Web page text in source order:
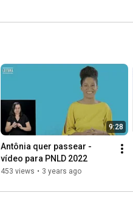
9:28
Antônia quer passear -
vídeo para PNLD 2022
453 views • 3 years ago